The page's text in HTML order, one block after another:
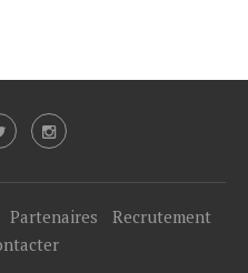
Partenaires
Recrutement